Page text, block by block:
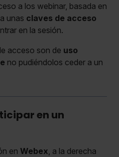
a los webinar, basada en
unas claves de acceso
en la sesión.
acceso son de uso
no pudiéndolos ceder a un
en un
en Webex , a la derecha